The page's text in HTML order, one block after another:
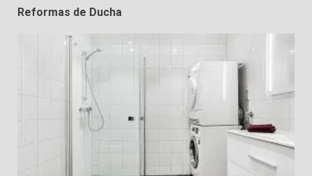
Reformas de Ducha